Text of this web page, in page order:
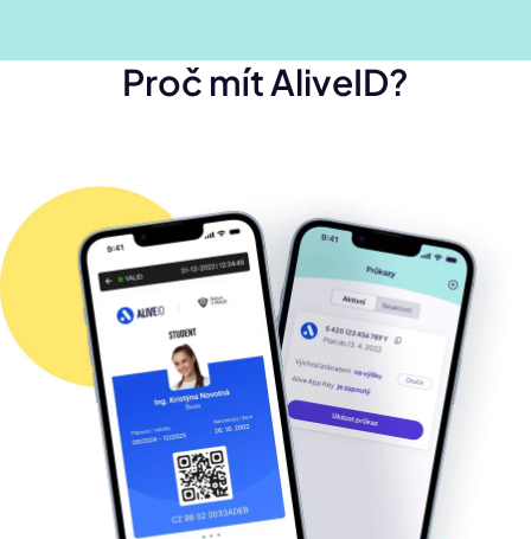
Proč mít AliveID?